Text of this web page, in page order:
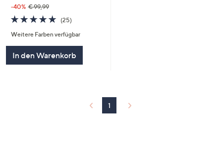
-40% € 99,99
4.8
von
5
(25)25
Weitere Farben verfügbar
In den Warenkorb
1